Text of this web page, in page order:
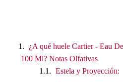
¿A qué huele Cartier - Eau
100 Ml? Notas Olfativas
Estela y Proyección: